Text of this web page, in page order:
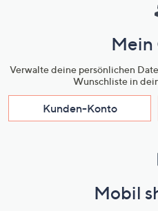
Mein
Verwalte deine persönlichen
Wunschliste in
Kunden-Konto
Mobil